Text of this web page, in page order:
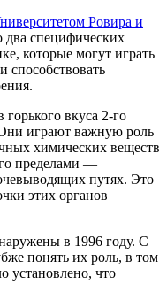
Ровира и
специфических
которые могут играть
способствовать
горького вкуса 2-го
играют важную роль
химических веществ
пределами —
путях. Это
этих органов
в 1996 году. С
понять их роль, в том
установлено, что